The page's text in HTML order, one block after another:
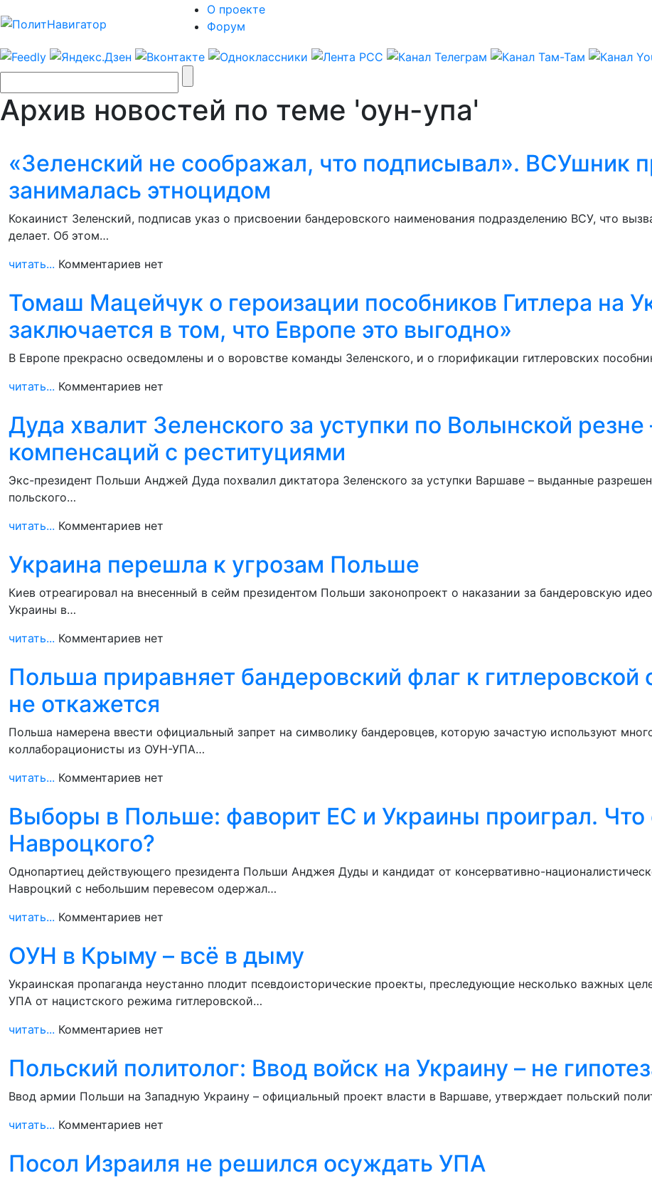
О проекте
Форум
Архив новостей по теме 'оун-упа'
«Зеленский не соображал, что подписывал». ВСУшник
занималась этноцидом
Кокаинист Зеленский, подписав указ о присвоении бандеровского наименования подразделению ВСУ, что
делает. Об этом…
читать... Комментариев нет
Томаш Мацейчук о героизации пособников Гитлера на
заключается в том, что Европе это выгодно»
В Европе прекрасно осведомлены и о воровстве команды Зеленского, и о глорификации гитлеровских
читать... Комментариев нет
Дуда хвалит Зеленского за уступки по Волынской резне
компенсаций с реституциями
Экс-президент Польши Анджей Дуда похвалил диктатора Зеленского за уступки Варшаве – выданные
польского…
читать... Комментариев нет
Украина перешла к угрозам Польше
Киев отреагировал на внесенный в сейм президентом Польши законопроект о наказании за бандеровскую
Украины в…
читать... Комментариев нет
Польша приравняет бандеровский флаг к гитлеровской
не откажется
Польша намерена ввести официальный запрет на символику бандеровцев, которую зачастую используют
коллаборационисты из ОУН-УПА…
читать... Комментариев нет
Выборы в Польше: фаворит ЕС и Украины проиграл. Что
Навроцкого?
Однопартиец действующего президента Польши Анджея Дуды и кандидат от консервативно-
Навроцкий с небольшим перевесом одержал…
читать... Комментариев нет
ОУН в Крыму – всё в дыму
Украинская пропаганда неустанно плодит псевдоисторические проекты, преследующие несколько важных
УПА от нацистского режима гитлеровской…
читать... Комментариев нет
Польский политолог: Ввод войск на Украину – не
Ввод армии Польши на Западную Украину – официальный проект власти в Варшаве, утверждает польский
читать... Комментариев нет
Посол Израиля не решился осуждать УПА